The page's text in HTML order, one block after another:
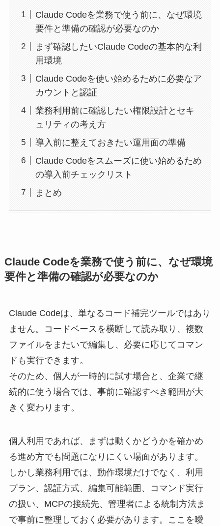
Claude Codeを業務で使う前に、なぜ環境
要件と準備の確認が必要なのか
まず確認したいClaude Codeの基本的な利
用環境
Claude Codeを使い始めるために必要なア
カウントと認証
業務利用前に確認したい権限設計とセキ
ュリティの考え方
導入前に整えておきたい運用面の準備
Claude Codeをスムーズに使い始めるため
の導入前チェックリスト
まとめ
Claude Codeを業務で使う前に、なぜ環境
要件と準備の確認が必要なのか
Claude Codeは、単なるコード補完ツールではあり
ません。コードベースを横断して読み取り、複数
ファイルをまたいで編集し、必要に応じてコマン
ドも実行できます。
そのため、個人が一時的に試す場合と、企業で継
続的に使う場合では、事前に確認すべき範囲が大
きく変わります。
個人利用であれば、まずは動くかどうかを確かめ
る進め方でも問題になりにくい場面があります。
しかし業務利用では、動作環境だけでなく、利用
プラン、認証方式、編集可能範囲、コマンド実行
の扱い、MCPの接続先、管理者による統制方法ま
で事前に整理しておく必要があります。ここを曖